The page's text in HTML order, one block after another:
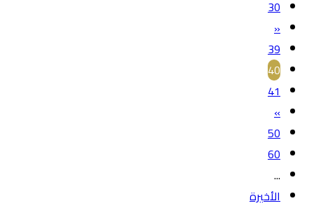
30
«
39
40
41
»
50
60
...
الأخيرة